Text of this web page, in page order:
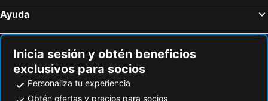
Ayuda
Inicia sesión y obtén beneficios
exclusivos para socios
Personaliza tu experiencia
Obtén ofertas y precios para socios